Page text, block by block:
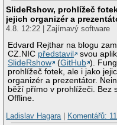
SlideRshow, prohlížeč
jejich organizér a
4.8. 12:22 | Zajímavý software
Edvard Rejthar na blogu
CZ.NIC představil
svou
SlideRshow
(GitHub ).
prohlížeč fotek, ale i jako
organizér a prezentátor.
běží přímo v prohlížeči. Bez
Offline.
Ladislav Hagara| Komentářů: 11